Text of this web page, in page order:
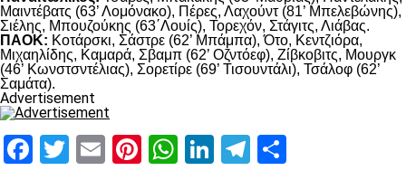
Μαιντέβατς (63’ Λομόνακο), Πέρες, Λαχούντ (81’ Μπελεβώνης),
Σιέλης, Μπουζούκης (63΄Λουίς), Τορεχόν, Στάγιτς, Λιάβας.
ΠΑΟΚ: Κοτάρσκι, Σάστρε (62’ Μπάμπα), Ότο, Κεντζιόρα,
Μιχαηλίδης, Καμαρά, Σβαμπ (62’ Οζντόεφ), Ζίβκοβιτς, Μουργκ
(46’ Κωνστσντέλιας), Σορετίρε (69’ Τισουντάλι), Τσάλοφ (62’
Σαμάτα).
Advertisement
Facebook
Twitter
EmailPinterest
WhatsApp
LinkedIn
Telegram